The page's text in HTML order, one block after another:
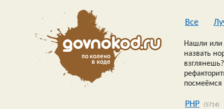
Все
Нашли или
назвать
посмеёмся
PHP (5714)